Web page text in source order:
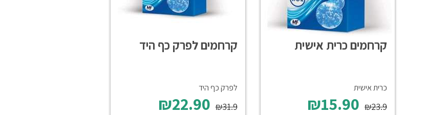
קרחמים כרית אישית
כרית אישית
₪15.90 ₪23.9
קרחמים לפרק כף היד
לפרק כף היד
₪22.90 ₪31.9